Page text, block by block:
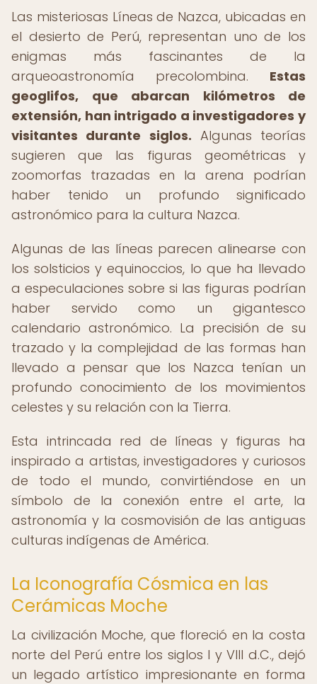
Las misteriosas Líneas de Nazca, ubicadas en
el desierto de Perú, representan uno de los
enigmas más fascinantes de la
arqueoastronomía precolombina. Estas
geoglifos, que abarcan kilómetros de
extensión, han intrigado a investigadores y
visitantes durante siglos. Algunas teorías
sugieren que las figuras geométricas y
zoomorfas trazadas en la arena podrían
haber tenido un profundo significado
astronómico para la cultura Nazca.
Algunas de las líneas parecen alinearse con
los solsticios y equinoccios, lo que ha llevado
a especulaciones sobre si las figuras podrían
haber servido como un gigantesco
calendario astronómico. La precisión de su
trazado y la complejidad de las formas han
llevado a pensar que los Nazca tenían un
profundo conocimiento de los movimientos
celestes y su relación con la Tierra.
Esta intrincada red de líneas y figuras ha
inspirado a artistas, investigadores y curiosos
de todo el mundo, convirtiéndose en un
símbolo de la conexión entre el arte, la
astronomía y la cosmovisión de las antiguas
culturas indígenas de América.
La Iconografía Cósmica en las
Cerámicas Moche
La civilización Moche, que floreció en la costa
norte del Perú entre los siglos I y VIII d.C., dejó
un legado artístico impresionante en forma